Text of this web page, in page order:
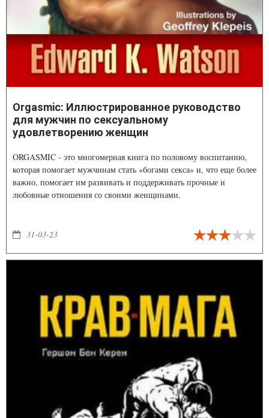
Orgasmic: Иллюстрированное руководство
для мужчин по сексуальному
удовлетворению женщин
ORGASMIC - это многомерная книга по половому воспитанию,
которая помогает мужчинам стать «богами секса» и, что еще более
важно, помогает им развивать и поддерживать прочные и
любовные отношения со своими женщинами.
31-03-23